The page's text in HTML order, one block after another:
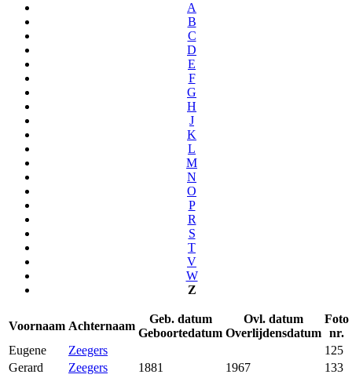
A
B
C
D
E
F
G
H
J
K
L
M
N
O
P
R
S
T
V
W
Z
Voornaam Achternaam
Geb. datum
Geboortedatum
Ovl. datum
Overlijdensdatum
Foto
nr.
Eugene
Zeegers
125
Gerard
Zeegers 1881 1967
133